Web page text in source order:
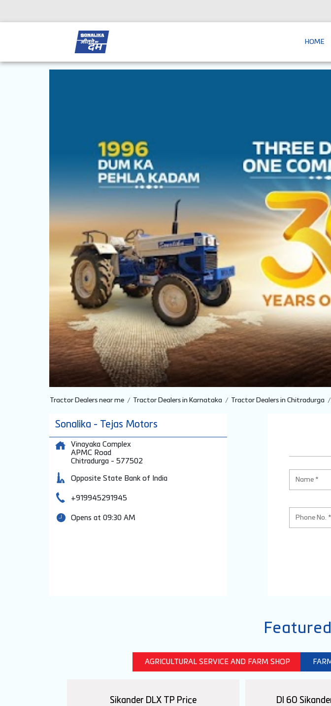
HOME
Tractor Dealers near me Tractor Dealers in Karnataka Tractor Dealers in Chitradurga
Sonalika - Tejas Motors
Vinayaka Complex
APMC Road
Chitradurga- 577502
Opposite State Bank of India
+919945291945
Opens at 09:30 AM
AGRICULTURAL SERVICE AND FARM SHOP
Sikander DLX TP Price DI 60